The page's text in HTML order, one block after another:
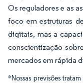
Os reguladores e as
foco em estruturas
digitais, mas a
conscientização
mercados em rápida
*Nossas previsões